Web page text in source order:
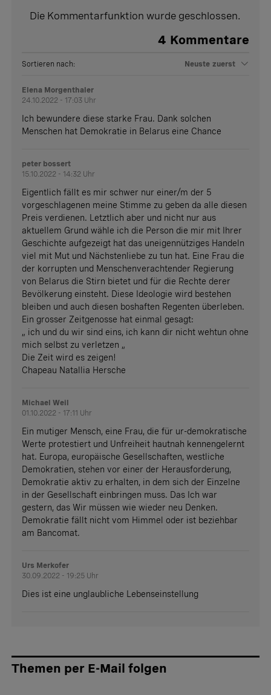
Die Kommentarfunktion wurde geschlossen.
4 Kommentare
Sortieren nach: Neuste zuerst
Elena Morgenthaler
24.10.2022 - 17:03 Uhr
Ich bewundere diese starke Frau. Dank solchen
Menschen hat Demokratie in Belarus eine Chance
peter bossert
15.10.2022 - 14:32 Uhr
Eigentlich fällt es mir schwer nur einer/m der 5
vorgeschlagenen meine Stimme zu geben da alle diesen
Preis verdienen. Letztlich aber und nicht nur aus
aktuellem Grund wähle ich die Person die mir mit Ihrer
Geschichte aufgezeigt hat das uneigennütziges Handeln
viel mit Mut und Nächstenliebe zu tun hat. Eine Frau die
der korrupten und Menschenverachtender Regierung
von Belarus die Stirn bietet und für die Rechte derer
Bevölkerung einsteht. Diese Ideologie wird bestehen
bleiben und auch diesen boshaften Regenten überleben.
Ein grosser Zeitgenosse hat einmal gesagt:
„ ich und du wir sind eins, ich kann dir nicht wehtun ohne
mich selbst zu verletzen „
Die Zeit wird es zeigen!
Chapeau Natallia Hersche
Michael Weil
01.10.2022 - 17:11 Uhr
Ein mutiger Mensch, eine Frau, die für ur-demokratische
Werte protestiert und Unfreiheit hautnah kennengelernt
hat. Europa, europäische Gesellschaften, westliche
Demokratien, stehen vor einer der Herausforderung,
Demokratie aktiv zu erhalten, in dem sich der Einzelne
in der Gesellschaft einbringen muss. Das Ich war
gestern, das Wir müssen wie wieder neu Denken.
Demokratie fällt nicht vom Himmel oder ist beziehbar
am Bancomat.
Urs Merkofer
30.09.2022 - 19:25 Uhr
Dies ist eine unglaubliche Lebenseinstellung
Themen per E-Mail folgen